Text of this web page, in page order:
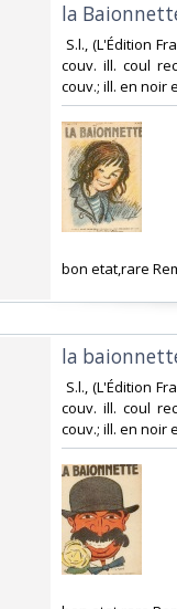
‎la
S.l., (L'Édition
couv. ill. coul
couv.; ill. en noir
‎bon etat,rare
‎la
S.l., (L'Édition
couv. ill. coul
couv.; ill. en noir